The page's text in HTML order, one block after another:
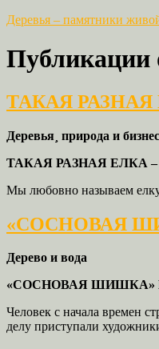
Деревья – памятники
Публикации
ТАКАЯ
Деревья¸ природа и бизнес
ТАКАЯ РАЗНАЯ ЕЛКА
Мы любовно называем елку
«СОСНОВАЯ
Дерево и вода
«СОСНОВАЯ ШИШКА»
Человек с начала времен
делу приступали